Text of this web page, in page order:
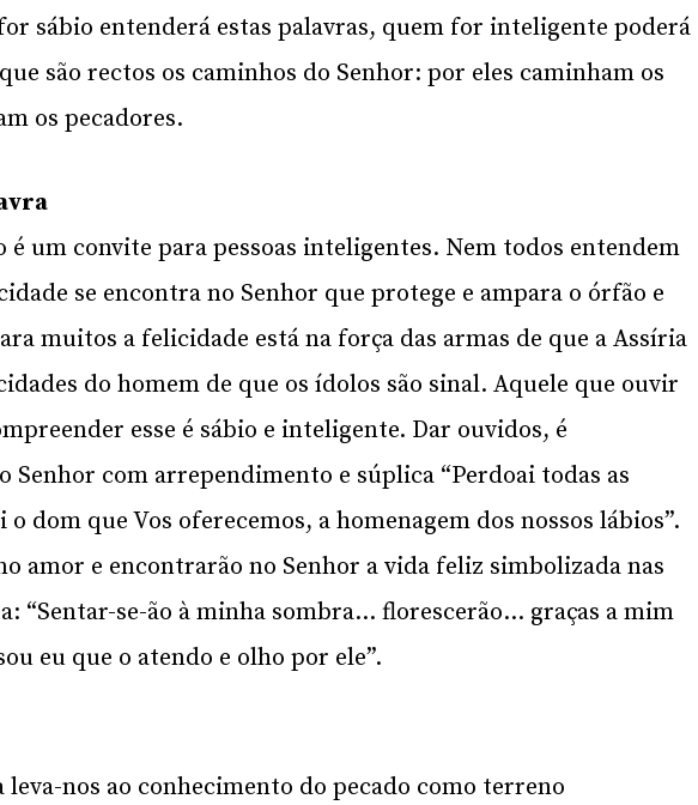
sábio entenderá estas palavras, quem for inteligente poderá
são rectos os caminhos do Senhor: por eles caminham os
os pecadores.
é um convite para pessoas inteligentes. Nem todos entendem
se encontra no Senhor que protege e ampara o órfão e
muitos a felicidade está na força das armas de que a Assíria
do homem de que os ídolos são sinal. Aquele que ouvir
esse é sábio e inteligente. Dar ouvidos, é
Senhor com arrependimento e súplica “Perdoai todas as
o dom que Vos oferecemos, a homenagem dos nossos lábios”.
amor e encontrarão no Senhor a vida feliz simbolizada nas
“Sentar-se-ão à minha sombra… florescerão… graças a mim
eu que o atendo e olho por ele”.
leva-nos ao conhecimento do pecado como terreno